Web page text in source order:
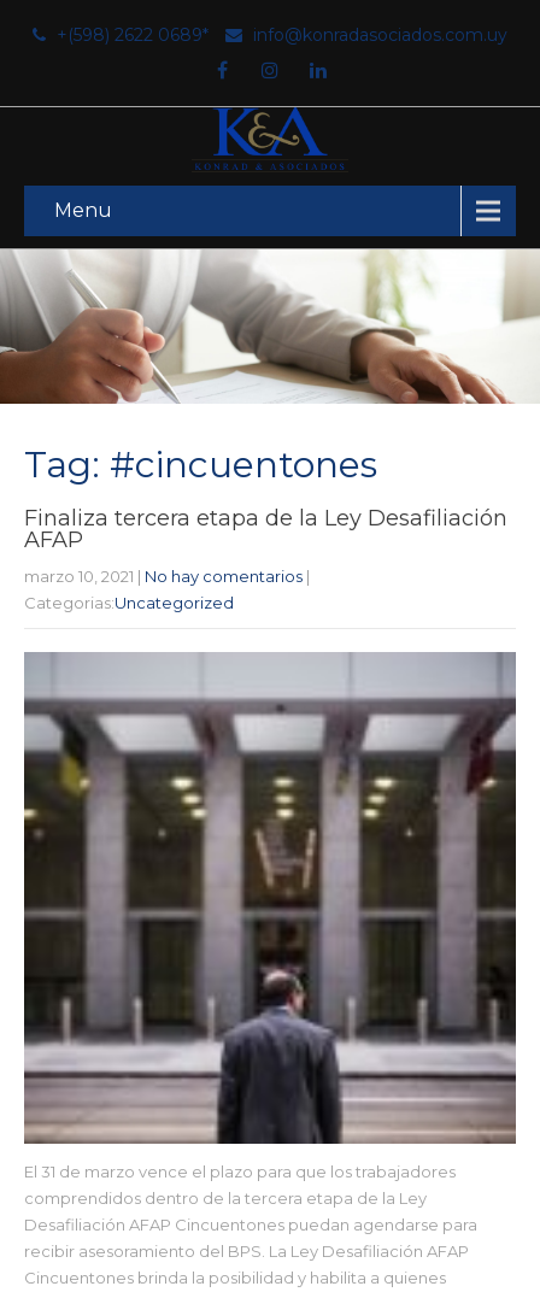
+(598) 2622 0689* info@konradasociados.com.uy
Menu
Tag: #cincuentones
Finaliza tercera etapa de la Ley Desafiliación
AFAP
marzo 10, 2021 | No hay comentarios |
Categorias:Uncategorized
El 31 de marzo vence el plazo para que los trabajadores
comprendidos dentro de la tercera etapa de la Ley
Desafiliación AFAP Cincuentones puedan agendarse para
recibir asesoramiento del BPS. La Ley Desafiliación AFAP
Cincuentones brinda la posibilidad y habilita a quienes